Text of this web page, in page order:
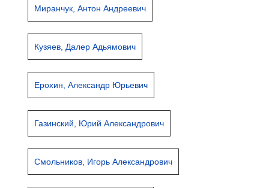
Миранчук, Антон Андреевич
Кузяев, Далер Адьямович
Ерохин, Александр Юрьевич
Газинский, Юрий Александрович
Смольников, Игорь Александрович